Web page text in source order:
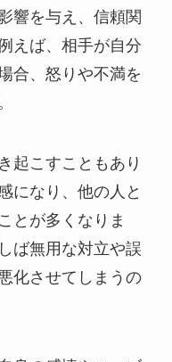
響を与え、信頼関
えば、相手が自分
合、怒りや不満を
起こすこともあり
になり、他の人と
とが多くなりま
ば無用な対立や誤
化させてしまうの